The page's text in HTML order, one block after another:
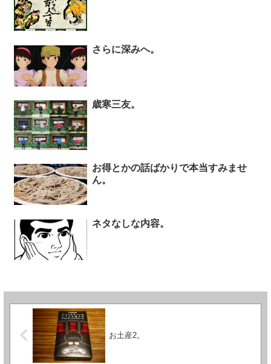
さらに深みへ。
歳寒三友。
お得とかの話ばかりで本当すみませ
ん。
ネタなしな内容。
お土産2。